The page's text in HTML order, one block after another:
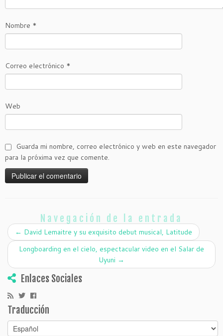
Nombre *
Correo electrónico *
Web
Guarda mi nombre, correo electrónico y web en este navegador
para la próxima vez que comente.
Navegación de la entrada
← David Lemaitre y su exquisito debut musical, Latitude
Longboarding en el cielo, espectacular video en el Salar de
Uyuni →
Enlaces Sociales
Traducción